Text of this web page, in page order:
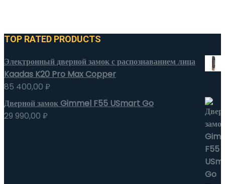
TOP RATED PRODUCTS
Электронный дверной замок с распознаванием лица
Kaadas K20 Pro Max Copper
85 400,00 ₽
Дверной замок Gimmel F55 USmart Go
29 990,00 ₽